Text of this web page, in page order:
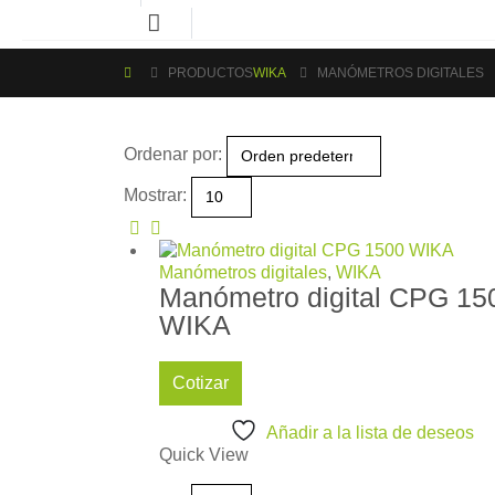
PRODUCTOSWIKA MANÓMETROS DIGITALES
Ordenar por:
Mostrar:
Manómetros digitales, WIKA
Manómetro digital CPG
WIKA
Cotizar
Añadir a la lista de deseos
Quick View